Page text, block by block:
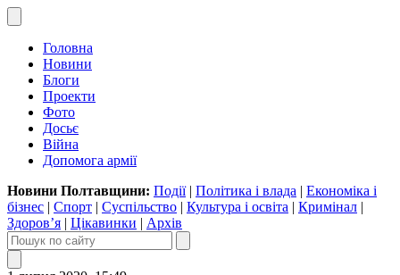
Головна
Новини
Блоги
Проекти
Фото
Досьє
Війна
Допомога армії
Новини Полтавщини: Події| Політика і влада | Економіка і
бізнес | Спорт | Суспільство | Культура і освіта | Кримінал |
Здоров’я | Цікавинки | Архів